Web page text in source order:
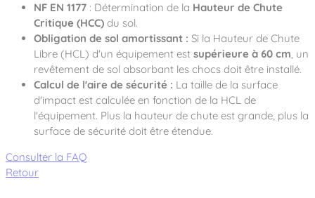
NF EN 1177 : Détermination de la Hauteur de Chute
Critique (HCC) du sol.
Obligation de sol amortissant : Si la Hauteur de Chute
Libre (HCL) d'un équipement est supérieure à 60 cm, un
revêtement de sol absorbant les chocs doit être installé.
Calcul de l'aire de sécurité : La taille de la surface
d'impact est calculée en fonction de la HCL de
l'équipement. Plus la hauteur de chute est grande, plus la
surface de sécurité doit être étendue.
Consulter la FAQ
Retour